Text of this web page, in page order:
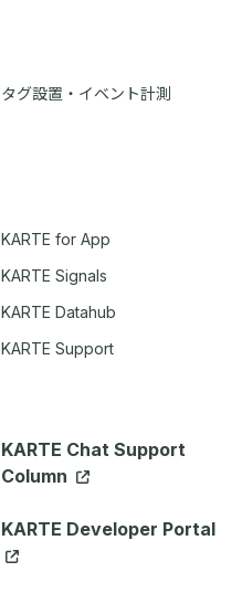
タグ設置・イベント計測
KARTE for App
KARTE Signals
KARTE Datahub
KARTE Support
KARTE Chat Support
Column
KARTE Developer Portal